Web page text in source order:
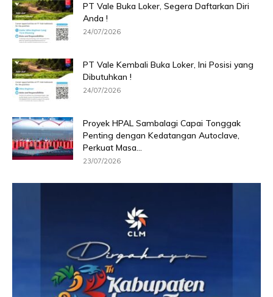
PT Vale Buka Loker, Segera Daftarkan Diri
Anda !
24/07/2026
PT Vale Kembali Buka Loker, Ini Posisi yang
Dibutuhkan !
24/07/2026
Proyek HPAL Sambalagi Capai Tonggak
Penting dengan Kedatangan Autoclave,
Perkuat Masa...
23/07/2026